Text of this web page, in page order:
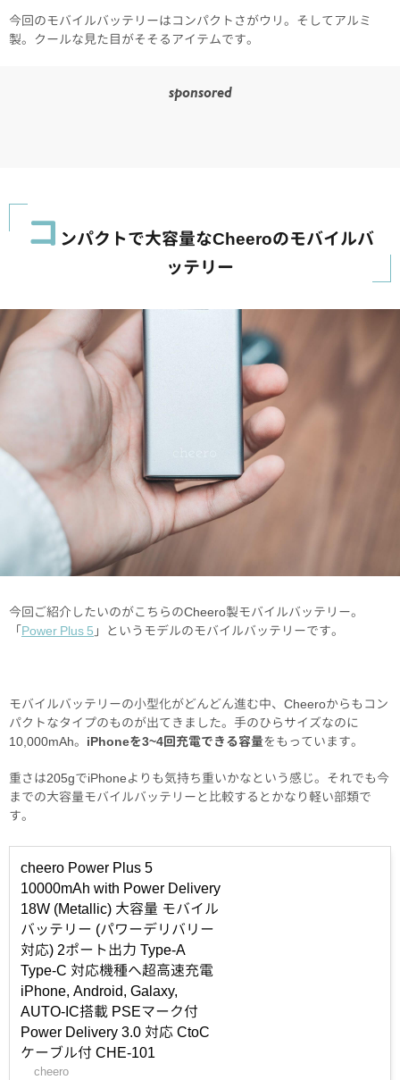
今回のモバイルバッテリーはコンパクトさがウリ。そしてアルミ
製。クールな見た目がそそるアイテムです。
sponsored
コ ンパクトで大容量なCheeroのモバイルバ
ッテリー
今回ご紹介したいのがこちらのCheero製モバイルバッテリー。
「Power Plus 5 」というモデルのモバイルバッテリーです。
モバイルバッテリーの小型化がどんどん進む中、Cheeroからもコン
パクトなタイプのものが出てきました。手のひらサイズなのに
10,000mAh。 iPhoneを3~4回充電できる容量をもっています。
重さは205gでiPhoneよりも気持ち重いかなという感じ。それでも今
までの大容量モバイルバッテリーと比較するとかなり軽い部類で
す。
cheero Power Plus 5
10000mAh with Power Delivery
18W (Metallic) 大容量 モバイル
バッテリー (パワーデリバリー
対応) 2ポート出力 Type-A
Type-C 対応機種へ超高速充電
iPhone, Android, Galaxy,
AUTO-IC搭載 PSEマーク付
Power Delivery 3.0 対応 CtoC
ケーブル付 CHE-101
cheero